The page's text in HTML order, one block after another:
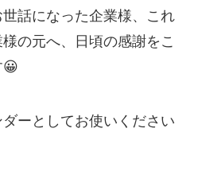
話になった企業様、これ
の元へ、日頃の感謝をこ
😀
ーとしてお使いください